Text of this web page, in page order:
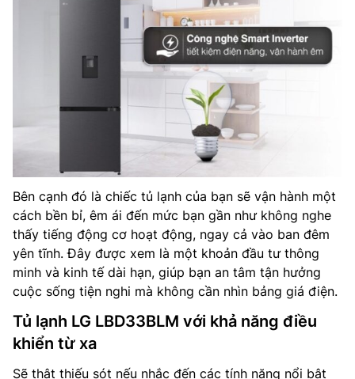
Bên cạnh đó là chiếc tủ lạnh của bạn sẽ vận hành một
cách bền bỉ, êm ái đến mức bạn gần như không nghe
thấy tiếng động cơ hoạt động, ngay cả vào ban đêm
yên tĩnh. Đây được xem là một khoản đầu tư thông
minh và kinh tế dài hạn, giúp bạn an tâm tận hưởng
cuộc sống tiện nghi mà không cần nhìn bảng giá điện.
Tủ lạnh LG LBD33BLM với khả năng điều
khiển từ xa
Sẽ thật thiếu sót nếu nhắc đến các tính năng nổi bật